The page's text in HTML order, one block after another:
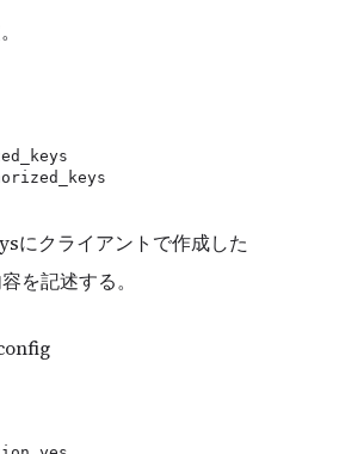
にクライアントで作成した
を記述する。